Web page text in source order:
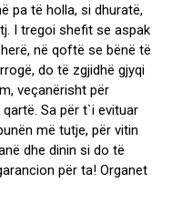
pa të holla, si dhuratë,
I tregoi shefit se aspak
në qoftë se bënë të
do të zgjidhë gjyqi
veçanërisht për
Sa për t`i evituar
më tutje, për vitin
dhe dinin si do të
për ta! Organet